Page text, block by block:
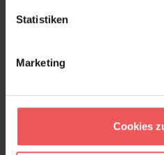
Statistiken
Marketing
Cookies